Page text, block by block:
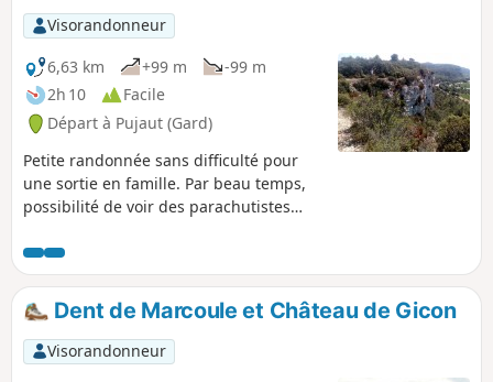
Visorandonneur
6,63 km
+99 m
-99 m
2h 10
Facile
Départ à Pujaut (Gard)
Petite randonnée sans difficulté pour
une sortie en famille. Par beau temps,
possibilité de voir des parachutistes
Dent de Marcoule et Château de Gicon
Visorandonneur